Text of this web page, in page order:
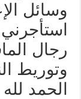
وسائل
رجال
وتوريط
الحمد